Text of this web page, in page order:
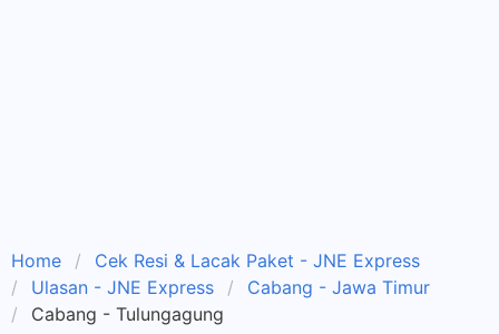
Home
Cek Resi & Lacak Paket - JNE Express
Ulasan - JNE Express
Cabang - Jawa Timur
Cabang - Tulungagung